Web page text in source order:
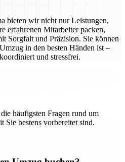
bieten wir nicht nur Leistungen,
erfahrenen Mitarbeiter packen,
Sorgfalt und Präzision. Sie können
in den besten Händen ist –
und stressfrei.
häufigsten Fragen rund um
Sie bestens vorbereitet sind.